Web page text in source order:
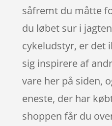
såfremt du måtte
du løbet sur i
cykeludstyr, er det
sig inspirere af
vare her på siden,
eneste, der har
shoppen får du